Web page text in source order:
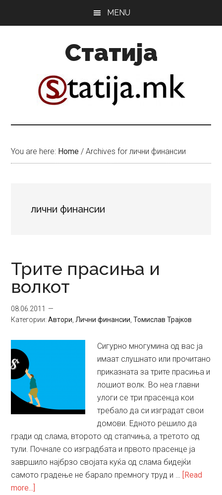
MENU
Статија
You are here: Home / Archives for лични финансии
лични финансии
Трите прасиња и
волкот
08.06.2011
Категории:Автори Лични финансии ,Томислав Трајков
Сигурно многумина од вас ја
имаат слушнато или прочитано
приказната за трите прасиња и
лошиот волк. Во неа главни
улоги се три прасенца кои
требало да си изградат свои
домови. Едното решило да
гради од слама, второто од стапчиња, а третото од
тули. Почнале со изградбата и првото прасенце ја
завршило најбрзо својата куќа од слама бидејќи
самото градење не барало премногу труд и … [Read
more...]